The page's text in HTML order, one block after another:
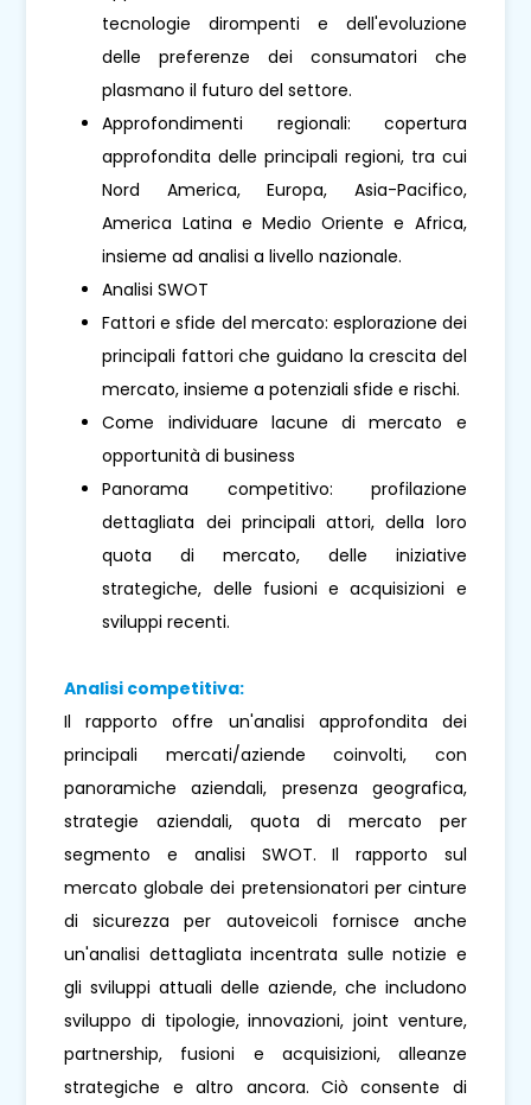
tecnologie dirompenti e dell'evoluzione
delle preferenze dei consumatori che
plasmano il futuro del settore.
Approfondimenti regionali: copertura
approfondita delle principali regioni, tra cui
Nord America, Europa, Asia-Pacifico,
America Latina e Medio Oriente e Africa,
insieme ad analisi a livello nazionale.
Analisi SWOT
Fattori e sfide del mercato: esplorazione dei
principali fattori che guidano la crescita del
mercato, insieme a potenziali sfide e rischi.
Come individuare lacune di mercato e
opportunità di business
Panorama competitivo: profilazione
dettagliata dei principali attori, della loro
quota di mercato, delle iniziative
strategiche, delle fusioni e acquisizioni e
sviluppi recenti.
Analisi competitiva:
Il rapporto offre un'analisi approfondita dei
principali mercati/aziende coinvolti, con
panoramiche aziendali, presenza geografica,
strategie aziendali, quota di mercato per
segmento e analisi SWOT. Il rapporto sul
mercato globale dei pretensionatori per cinture
di sicurezza per autoveicoli fornisce anche
un'analisi dettagliata incentrata sulle notizie e
gli sviluppi attuali delle aziende, che includono
sviluppo di tipologie, innovazioni, joint venture,
partnership, fusioni e acquisizioni, alleanze
strategiche e altro ancora. Ciò consente di